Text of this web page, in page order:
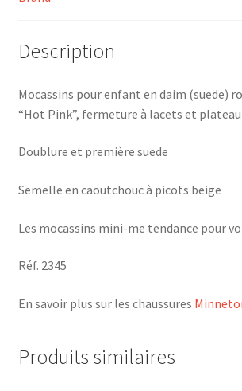
Description
Mocassins pour enfant en daim (suede)
“Hot Pink”, fermeture à lacets et
Doublure et première suede
Semelle en caoutchouc à picots beige
Les mocassins mini-me tendance pour
Réf. 2345
En savoir plus sur les chaussures
Produits similaires